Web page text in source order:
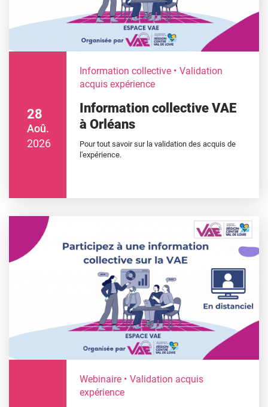
28
Aoû.
2026
Information collective
Validation
acquis expérience
Information collective VAE
à Orléans
Pour tout savoir sur la validation des acquis de
l'expérience.
Webinaire
Validation acquis
expérience